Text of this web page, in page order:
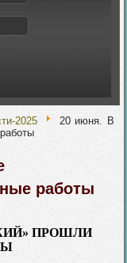
2025
20 июня. В
работы
ПРОШЛИ